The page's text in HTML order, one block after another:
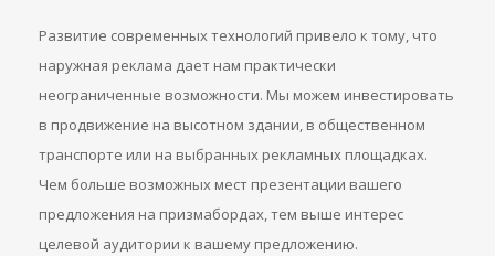
Развитие современных технологий привело к тому, что
наружная реклама дает нам практически
неограниченные возможности. Мы можем инвестировать
в продвижение на высотном здании, в общественном
транспорте или на выбранных рекламных площадках.
Чем больше возможных мест презентации вашего
предложения на призмабордах, тем выше интерес
целевой аудитории к вашему предложению.